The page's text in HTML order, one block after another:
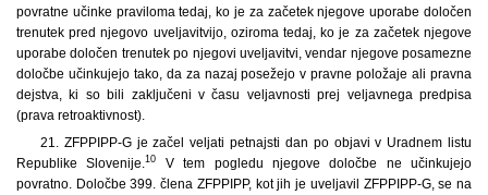
povratne učinke praviloma tedaj, ko je za začetek njegove uporabe določen
trenutek pred njegovo uveljavitvijo, oziroma tedaj, ko je za začetek njegove
uporabe določen trenutek po njegovi uveljavitvi, vendar njegove posamezne
določbe učinkujejo tako, da za nazaj posežejo v pravne položaje ali pravna
dejstva, ki so bili zaključeni v času veljavnosti prej veljavnega predpisa
(prava retroaktivnost).
21. ZFPPIPP-G je začel veljati petnajsti dan po objavi v Uradnem listu
Republike Slovenije.10
V tem pogledu njegove določbe ne učinkujejo
povratno. Določbe 399. člena ZFPPIPP, kot jih je uveljavil ZFPPIPP-G, se na